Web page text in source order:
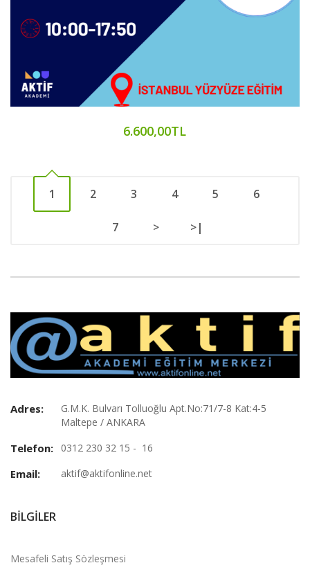
6.600,00TL
1 2 3 4 5 6
7 > >|
Adres:
G.M.K. Bulvarı Tolluoğlu Apt.No:71/7-8 Kat:4-5
Maltepe / ANKARA
Telefon: 0312 230 32 15 - 16
Email: aktif@aktifonline.net
BILGILER
Mesafeli Satış Sözleşmesi